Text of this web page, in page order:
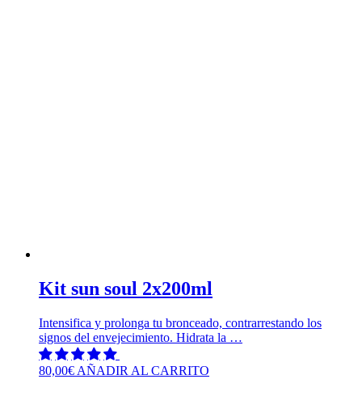
Kit sun soul 2x200ml
Intensifica y prolonga tu bronceado, contrarrestando los
signos del envejecimiento. Hidrata la …
80,00€ AÑADIR AL CARRITO